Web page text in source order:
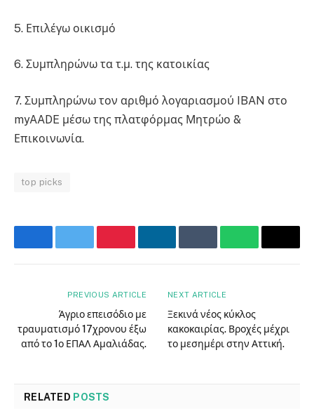
5. Επιλέγω οικισμό
6. Συμπληρώνω τα τ.μ. της κατοικίας
7. Συμπληρώνω τον αριθμό λογαριασμού IBAN στο
myAADE μέσω της πλατφόρμας Μητρώο &
Επικοινωνία.
top picks
FacebookTwitterPinterestLinkedInTumblrWhatsApp
Email
PREVIOUS ARTICLE
Άγριο επεισόδιο με
τραυματισμό 17χρονου έξω
από το 1ο ΕΠΑΛ Αμαλιάδας.
NEXT ARTICLE
Ξεκινά νέος κύκλος
κακοκαιρίας. Βροχές μέχρι
το μεσημέρι στην Αττική.
RELATED POSTS